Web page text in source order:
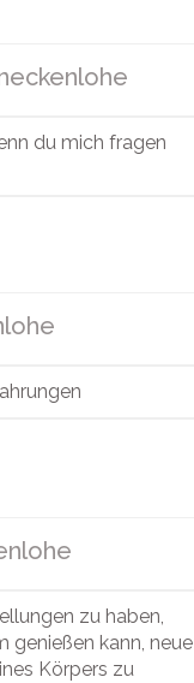
du mich fragen
zu haben,
genießen kann, neue
Körpers zu